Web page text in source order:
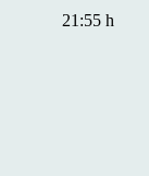
21:55 h